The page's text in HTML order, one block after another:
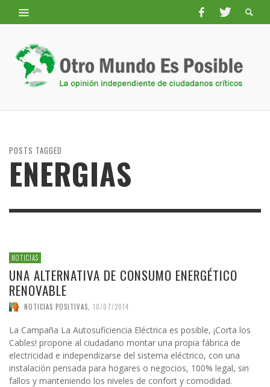
POSTS TAGGED
ENERGIAS
NOTICIAS
UNA ALTERNATIVA DE CONSUMO ENERGÉTICO
RENOVABLE
NOTICIAS POSITIVAS 10/07/2014
La Campaña La Autosuficiencia Eléctrica es posible, ¡Corta los
Cables! propone al ciudadano montar una propia fábrica de
electricidad e independizarse del sistema eléctrico, con una
instalación pensada para hogares o negocios, 100% legal, sin
fallos y manteniendo los niveles de confort y comodidad.